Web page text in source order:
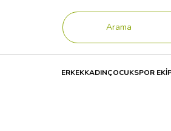
ERKEKKADINÇOCUKSPOR